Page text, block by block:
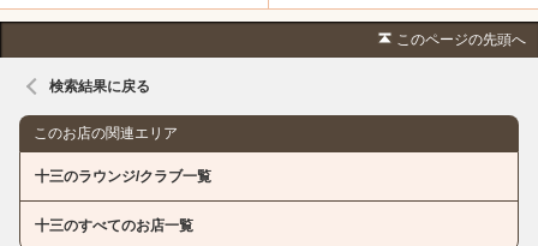
このページの先頭へ
検索結果に戻る
このお店の関連エリア
十三のラウンジ/クラブ一覧
十三のすべてのお店一覧